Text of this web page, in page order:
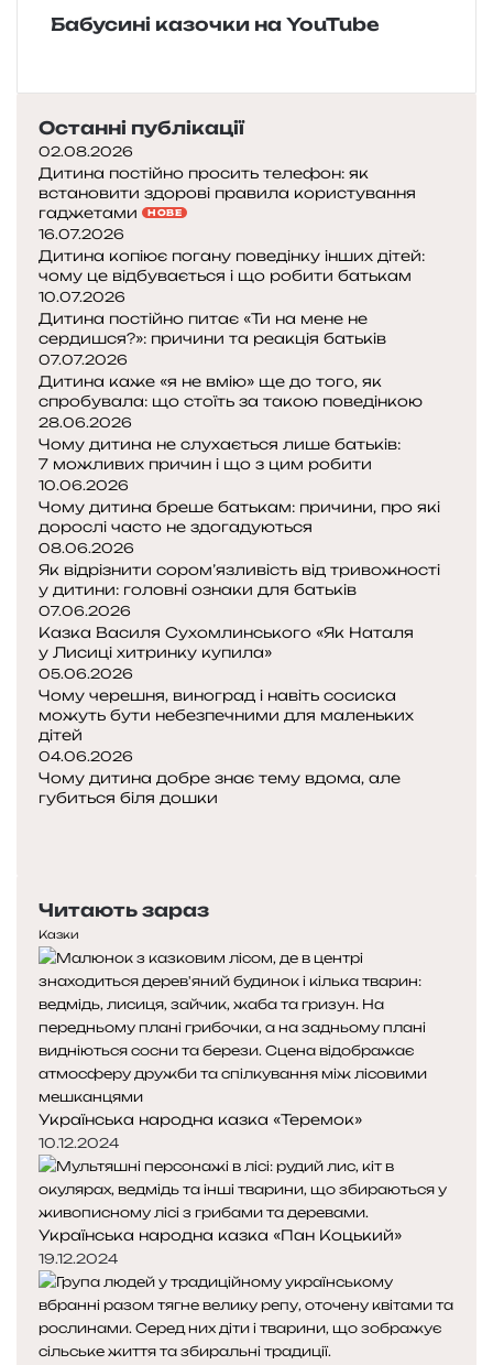
б
с
я
і
н
ш
х
д
т
е
й
і
я
к
ц
е
в
и
п
р
а
в
т
и
б
е
з
к
у
Бабусині казочки на YouTube
Останні публікації
02.08.2026
Дитина постійно просить телефон: як
встановити здорові правила користування
гаджетами
НОВЕ
16.07.2026
Дитина копіює погану поведінку інших дітей:
чому це відбувається і що робити батькам
10.07.2026
Дитина постійно питає «Ти на мене не
сердишся?»: причини та реакція батьків
07.07.2026
Дитина каже «я не вмію» ще до того, як
спробувала: що стоїть за такою поведінкою
28.06.2026
Чому дитина не слухається лише батьків:
7 можливих причин і що з цим робити
10.06.2026
Чому дитина бреше батькам: причини, про які
дорослі часто не здогадуються
08.06.2026
Як відрізнити сором’язливість від тривожності
у дитини: головні ознаки для батьків
07.06.2026
Казка Василя Сухомлинського «Як Наталя
у Лисиці хитринку купила»
05.06.2026
Чому черешня, виноград і навіть сосиска
можуть бути небезпечними для маленьких
дітей
04.06.2026
Чому дитина добре знає тему вдома, але
губиться біля дошки
р
е
д
н
я
с
т
о
р
і
н
к
а
т
у
п
н
а
с
т
о
р
і
н
к
а
Читають зараз
Казки
Українська народна казка «Теремок»
10.12.2024
Українська народна казка «Пан Коцький»
19.12.2024